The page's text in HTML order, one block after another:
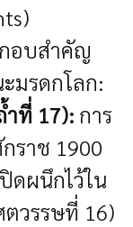
กอบสำคัญ
มรดกโลก:
ำที่ 17): การ
ราช 1900
ดผนึกไว้ใน
วรรษที่ 16)